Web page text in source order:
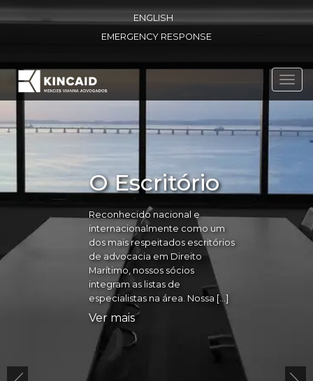
ENGLISH
EMERGENCY RESPONSE
O Escritório
Reconhecido nacional e
internacionalmente como um
dos mais respeitados escritórios
de advocacia em Direito
Marítimo, nossos sócios
integram as listas de
especialistas na área. Nossa […]
Ver mais